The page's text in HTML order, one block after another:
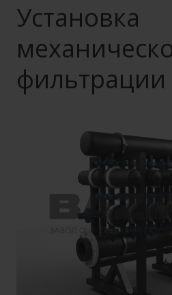
Установка
фильтрации